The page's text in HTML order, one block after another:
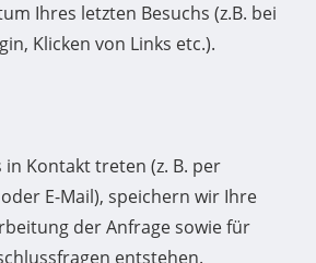
Ihres letzten Besuchs (z.B. bei
Klicken von Links etc.).
in Kontakt treten (z. B. per
E-Mail), speichern wir Ihre
der Anfrage sowie für
entstehen.